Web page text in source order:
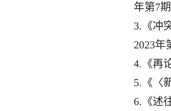
年第7
3.《冲
2023年
4.《再
5.《〈
6.《述